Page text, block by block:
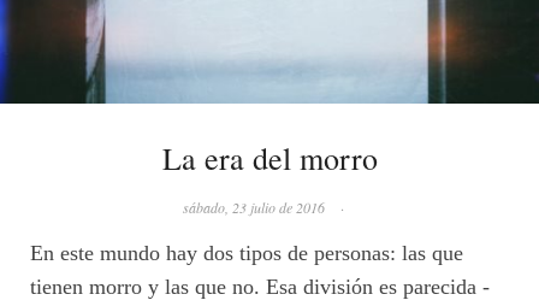
La era del morro
sábado, 23 julio de 2016 ·
En este mundo hay dos tipos de personas: las que
tienen morro y las que no. Esa división es parecida -